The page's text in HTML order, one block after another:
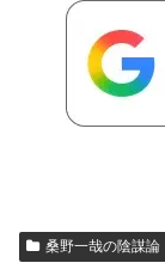
桑野一哉の陰謀論